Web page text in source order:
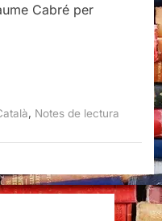
Cabré per
Notes de lectura